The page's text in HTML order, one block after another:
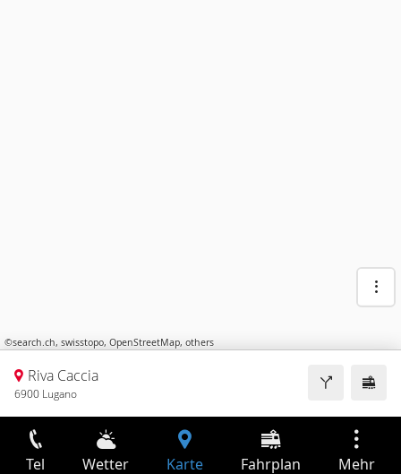
©search.ch, swisstopo, OpenStreetMap, others
Riva Caccia
6900 Lugano
Tel Wetter Karte Fahrplan Mehr